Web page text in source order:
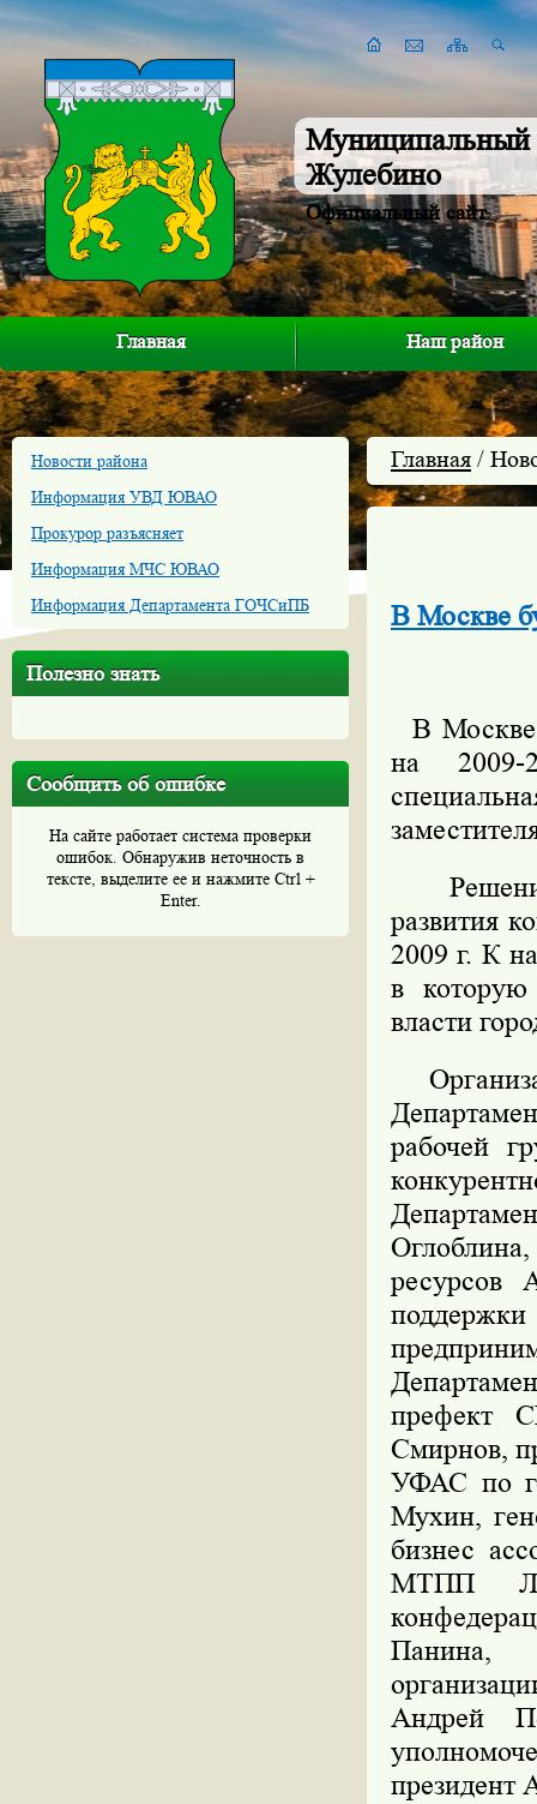
Муниципальный
Жулебино
Официальный сайт
Главная Наш район
Новости района
Информация УВД ЮВАО
Прокурор разъясняет
Информация МЧС ЮВАО
Информация Департамента ГОЧСиПБ
Полезно знать
Сообщить об ошибке
На сайте работает система проверки
ошибок. Обнаружив неточность в
тексте, выделите ее и нажмите Ctrl +
Enter.
Главная /
В Москве
В Москве
на 2009-
Решение
развития
2009 г. К
в которую
власти
рабочей
ресурсов
префект
Смирнов,
УФАС по
Мухин,
бизнес
МТПП
Панина,
Андрей
президент